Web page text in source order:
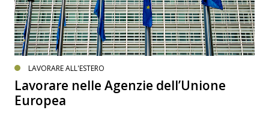
LAVORARE ALL'ESTERO
Lavorare nelle Agenzie dell’Unione
Europea